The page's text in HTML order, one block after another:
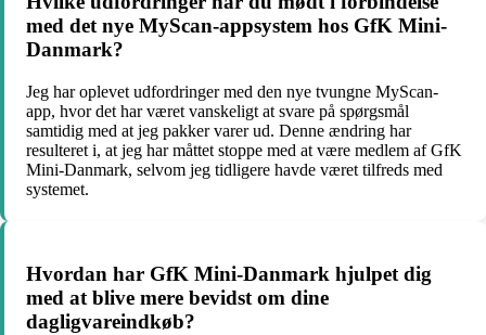
med det nye MyScan-appsystem hos GfK Mini-
Danmark?
Jeg har oplevet udfordringer med den nye tvungne MyScan-
app, hvor det har været vanskeligt at svare på spørgsmål
samtidig med at jeg pakker varer ud. Denne ændring har
resulteret i, at jeg har måttet stoppe med at være medlem af GfK
Mini-Danmark, selvom jeg tidligere havde været tilfreds med
systemet.
Hvordan har GfK Mini-Danmark hjulpet dig
med at blive mere bevidst om dine
dagligvareindkøb?